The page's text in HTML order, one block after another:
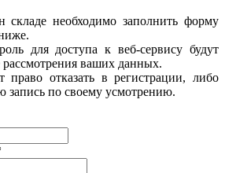
необходимо заполнить форму
для доступа к веб-сервису будут
ваших данных.
право отказать в регистрации, либо
запись по своему усмотрению.